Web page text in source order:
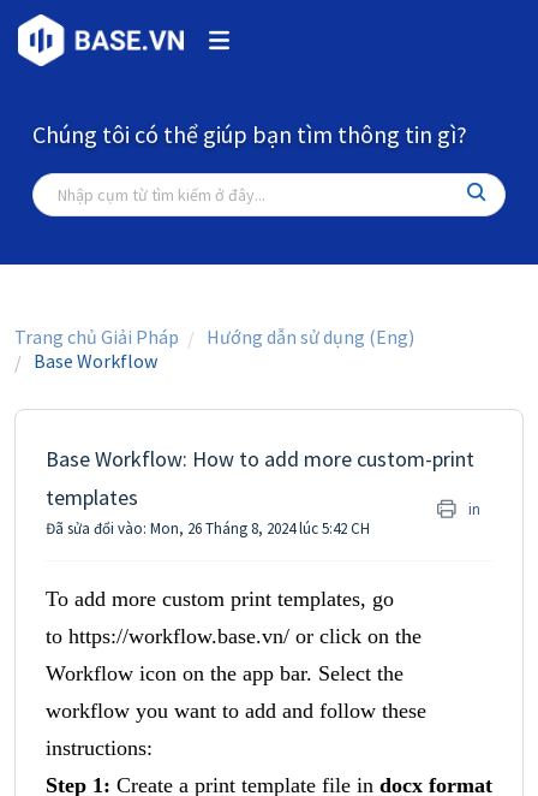
Chúng tôi có thể giúp bạn tìm thông tin gì?
Trang chủ Giải Pháp
Hướng dẫn sử dụng (Eng)
Base Workflow
Base Workflow: How to add more custom-print
templates
in
Đã sửa đổi vào: Mon, 26 Tháng 8, 2024 lúc 5:42 CH
To add more custom print templates, go
to https://workflow.base.vn/ or click on the
Workflow icon on the app bar. Select the
workflow you want to add and follow these
instructions:
Step 1: Create a print template file in docx format